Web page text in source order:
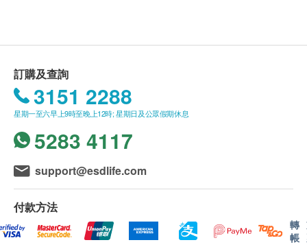
$400 AEON 禮券
詳細醫學問卷
體重
脈搏
收縮壓
舒張壓
血脂
總膽固醇
高密度膽固醇
低密度膽固醇
項目所需時間或客人指明特定時段）而有所延長。
訂購及查詢
3151 2288
星期一至六早上9時至晚上12時; 星期日及公眾假期休息
5283 4117
support@esdlife.com
付款方法
轉
帳